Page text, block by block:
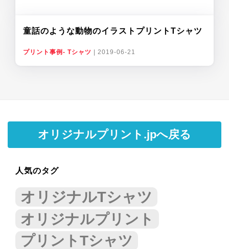
童話のような動物のイラストプリントTシャツ
プリント事例- Tシャツ 2019-06-21
オリジナルプリント.jpへ戻る
人気のタグ
オリジナルTシャツ
オリジナルプリント
プリントTシャツ